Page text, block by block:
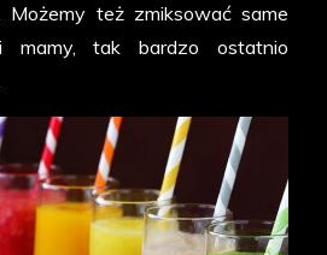
Możemy też zmiksować same
tak bardzo ostatnio